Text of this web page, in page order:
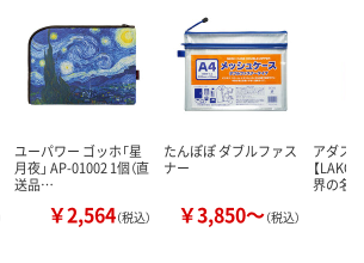
ユーパワー ゴッホ「星
月夜」 AP-01002 1個（直
送品…
￥2,564（税込）
たんぽぽ ダブルファス
ナー
￥3,850～（税込）
アダス
【
界の名